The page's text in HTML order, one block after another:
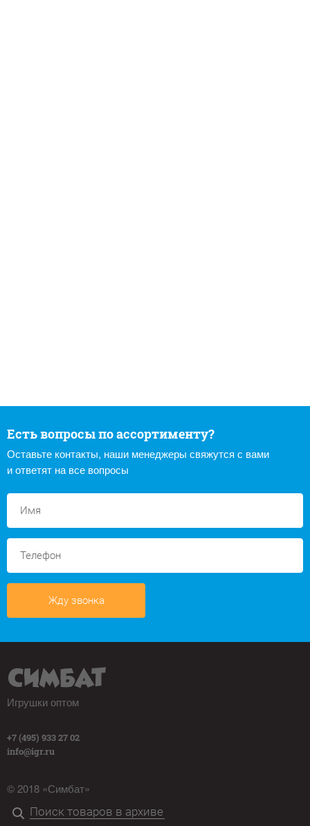
Есть вопросы по ассортименту?
Оставьте контакты, наши менеджеры свяжутся с вами
и ответят на все вопросы
Жду звонка
Игрушки оптом
+7 (495) 933 27 02
info@igr.ru
© 2018 «Симбат»